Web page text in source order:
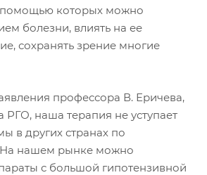
помощью которых можно
болезни, влиять на ее
сохранять зрение многие
профессора В. Еричева,
РГО, наша терапия не уступает
в других странах по
На нашем рынке можно
с большой гипотензивной